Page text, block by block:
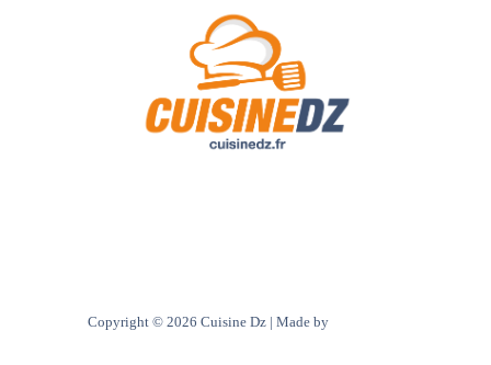
Copyright © 2026 Cuisine Dz | Made by